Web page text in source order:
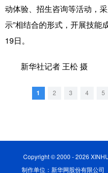
陕西 甘肃
多语种频道
English Español
动体验、招生咨询等活动，
示”相结合的形式，开展技能
19日。
新华社记者 王松 摄
1 2 3 4 5
Copyright © 2000 - 2026
制作单位：新华网股份有限公